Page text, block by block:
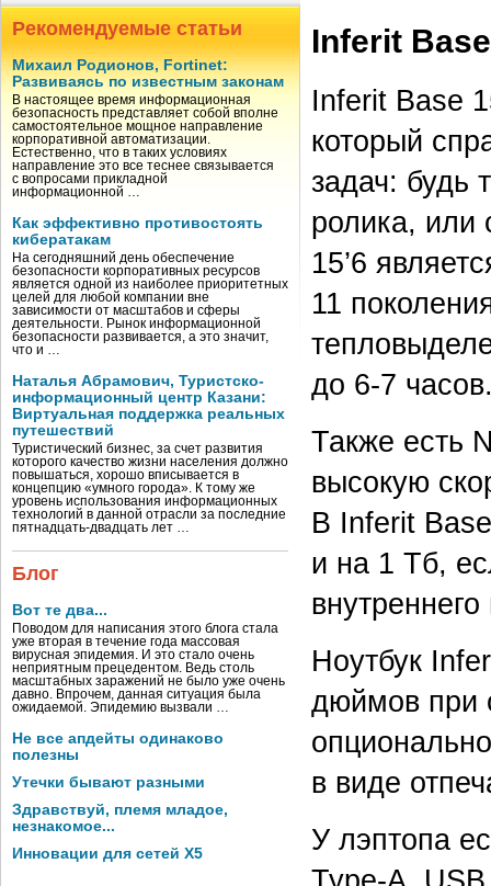
Рекомендуемые статьи
Михаил Родионов, Fortinet:
Развиваясь по известным законам
В настоящее время информационная
безопасность представляет собой вполне
самостоятельное мощное направление
корпоративной автоматизации.
Естественно, что в таких условиях
направление это все теснее связывается
с вопросами прикладной
информационной …
Как эффективно противостоять
кибератакам
На сегодняшний день обеспечение
безопасности корпоративных ресурсов
является одной из наиболее приоритетных
целей для любой компании вне
зависимости от масштабов и сферы
деятельности. Рынок информационной
безопасности развивается, а это значит,
что и …
Наталья Абрамович, Туристско-
информационный центр Казани:
Виртуальная поддержка реальных
путешествий
Туристический бизнес, за счет развития
которого качество жизни населения должно
повышаться, хорошо вписывается в
концепцию «умного города». К тому же
уровень использования информационных
технологий в данной отрасли за последние
пятнадцать-двадцать лет …
Блог
Вот те два...
Поводом для написания этого блога стала
уже вторая в течение года массовая
вирусная эпидемия. И это стало очень
неприятным прецедентом. Ведь столь
масштабных заражений не было уже очень
давно. Впрочем, данная ситуация была
ожидаемой. Эпидемию вызвали …
Не все апдейты одинаково
полезны
Утечки бывают разными
Здравствуй, племя младое,
незнакомое...
Инновации для сетей X5
Inferit Base
Inferit Base
который
задач: будь
ролика, или
15’6
11
до 6-7
Также есть
высокую
В Inferit
и на 1 Тб,
Ноутбук
дюймов при
в виде
У лэптопа